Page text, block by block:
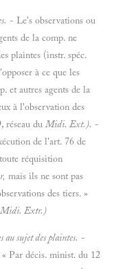
- Le's observations ou
de la comp. ne
plaintes (instr. spéc.
à ce que les
et autres agents de la
à l'observation des
réseau du Midi. Ext.). -
de l'art. 76 de
réquisition
mais ils ne sont pas
des tiers. »
Midi. Extr.)
au sujet des plaintes. -
Par décis. minist. du 12